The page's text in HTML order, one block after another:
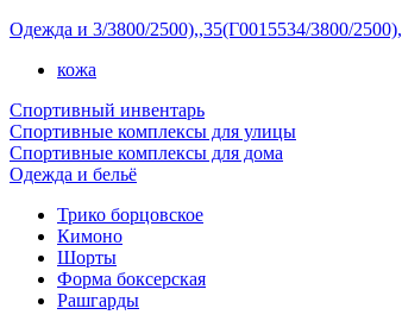
Одежда и 3/3800/2500),,35(Г0015534/3800/2500),
кожа
Спортивный инвентарь
Спортивные комплексы для улицы
Спортивные комплексы для дома
Одежда и бельё
Трико борцовское
Кимоно
Шорты
Форма боксерская
Рашгарды